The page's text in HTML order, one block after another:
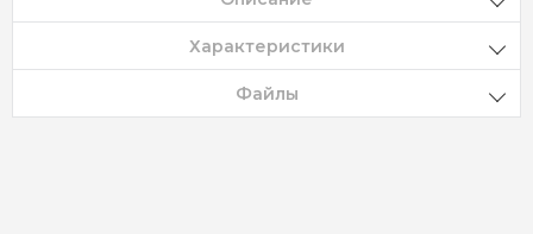
Характеристики
Файлы